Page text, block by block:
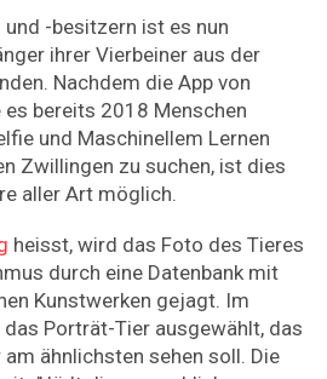
-besitzern ist es nun
ihrer Vierbeiner aus der
Nachdem die App von
bereits 2018 Menschen
und Maschinellem Lernen
Zwillingen zu suchen, ist dies
aller Art möglich.
heisst, wird das Foto des Tieres
durch eine Datenbank mit
Kunstwerken gejagt. Im
Porträt-Tier ausgewählt, das
ähnlichsten sehen soll. Die